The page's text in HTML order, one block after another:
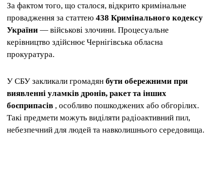
За фактом того, що сталося, відкрито кримінальне
провадження за статтею 438 Кримінального кодексу
України — військові злочини. Процесуальне
керівництво здійснює Чернігівська обласна
прокуратура.
У СБУ закликали громадян бути обережними при
виявленні уламків дронів, ракет та інших
боєприпасів , особливо пошкоджених або обгорілих.
Такі предмети можуть виділяти радіоактивний пил,
небезпечний для людей та навколишнього середовища.